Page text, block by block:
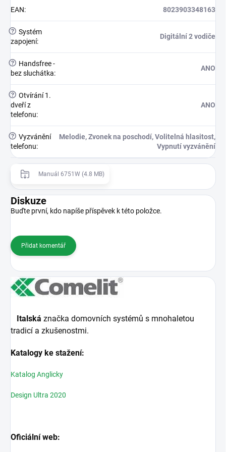
EAN: 8023903348163
? Systém
zapojení:
Digitální 2 vodiče
?
Handsfree -
bez sluchátka:
ANO
? Otvírání 1.
dveří z
telefonu:
ANO
? Vyzvánění
telefonu:
Melodie, Zvonek na poschodí, Volitelná hlasitost,
Vypnutí vyzvánění
Manuál 6751W (4.8 MB)
Diskuze
Buďte první, kdo napíše příspěvek k této položce.
Přidat komentář
Italská značka domovních systémů s mnohaletou
tradicí a zkušenostmi.
Katalogy ke stažení:
Katalog Anglicky
Design Ultra 2020
Oficiální web: